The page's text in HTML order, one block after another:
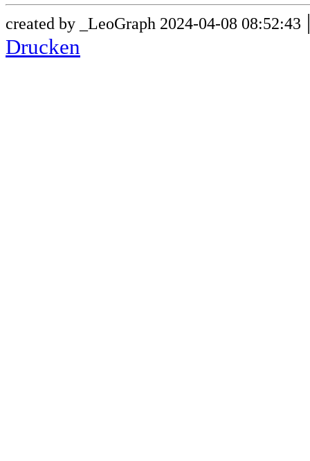
created by _LeoGraph 2024-04-08 08:52:43
Drucken